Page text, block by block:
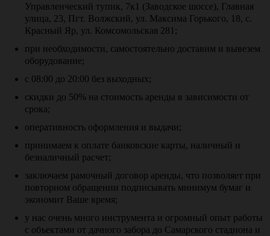
Управленческий тупик, 7к1 (Заводское шоссе), Главная
улица, 23, Пгт. Волжский, ул. Максима Горького, 18, с.
Красный Яр, ул. Комсомольская 281;
при необходимости, самостоятельно доставим и вывезем
оборудование;
с 08:00 до 20:00 без выходных;
скидки до 50% на стоимость аренды в зависимости от
срока;
оперативность оформления и выдачи;
принимаем к оплате банковские карты, наличный и
безналичный расчет;
заключаем рамочный договор аренды, что позволяет при
повторном обращении подписывать минимум бумаг и
экономит Ваше время;
у нас очень много инструмента и огромный опыт работы
с объектами от дачного забора до Самарского стадиона и